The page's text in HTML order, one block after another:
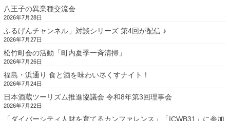
八王子の異業種交流会
2026年7月28日
ふるげんチャンネル」対談シリーズ 第4回が配信 ♪
2026年7月27日
松竹町会の活動「町内夏季一斉清掃」
2026年7月26日
福島・浜通り 食と酒を味わい尽くすナイト！
2026年7月24日
日本酒蔵ツーリズム推進協議会 令和8年第3回理事会
2026年7月22日
「ダイバーシティ人財を育てるカンファレンス」「ICWB31」に参加